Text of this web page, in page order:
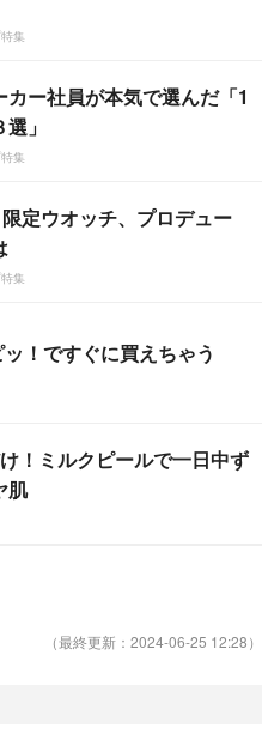
集
カー社員が本気で選んだ「1
」
集
限定ウオッチ、プロデュー
集
！ですぐに買えちゃう
！ミルクピールで一日中ず
肌
（最終更新：2024-06-25 12:28）